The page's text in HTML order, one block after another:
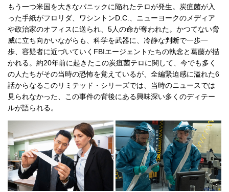
もう一つ米国を大きなパニックに陥れたテロが発生。炭疽菌が入
った手紙がフロリダ、ワシントンD.C.、ニューヨークのメディア
や政治家のオフィスに送られ、5人の命が奪われた。かつてない脅
威に立ち向かいながらも、科学を武器に、冷静な判断で一歩一
歩、容疑者に近づいていくFBIエージェントたちの執念と葛藤が描
かれる。約20年前に起きたこの炭疽菌テロに関して、今でも多く
の人たちがその当時の恐怖を覚えているが、全編緊迫感に溢れた6
話からなるこのリミテッド・シリーズでは、当時のニュースでは
見られなかった、この事件の背後にある興味深い多くのディテー
ルが語られる。